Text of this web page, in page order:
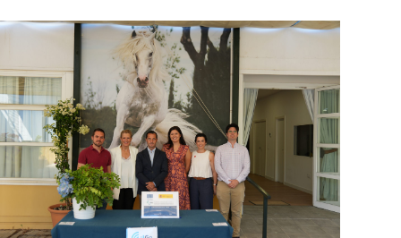
Actividades, eventos, agenda